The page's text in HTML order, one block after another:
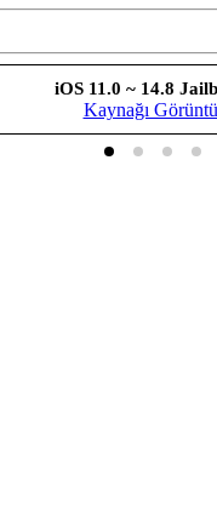
iOS 11.0 ~ 14.8
Kaynağı